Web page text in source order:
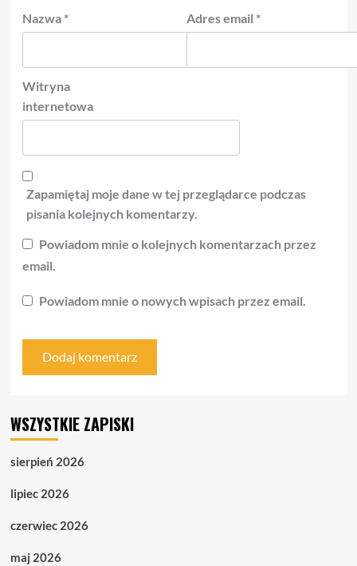
Nazwa * Adres email *
Witryna
internetowa
Zapamiętaj moje dane w tej przeglądarce podczas
pisania kolejnych komentarzy.
Powiadom mnie o kolejnych komentarzach przez
email.
Powiadom mnie o nowych wpisach przez email.
WSZYSTKIE ZAPISKI
sierpień 2026
lipiec 2026
czerwiec 2026
maj 2026